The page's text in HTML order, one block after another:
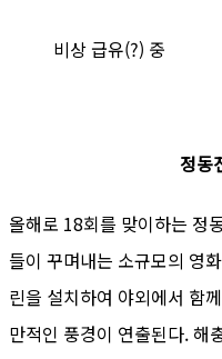
비상 급유(?) 중
정동
올해로 18회를 맞이하는 정
들이 꾸며내는 소규모의 영
린을 설치하여 야외에서 함
만적인 풍경이 연출된다. 해